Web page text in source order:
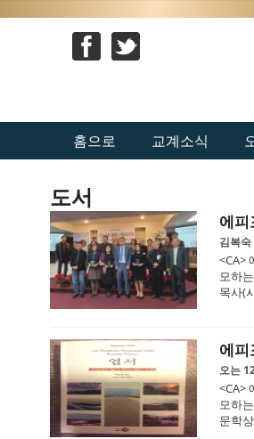
홈으로 교계소식
도서
에피
김복
<CA>
모하
목사(
에
오는
<CA>
모하
문학